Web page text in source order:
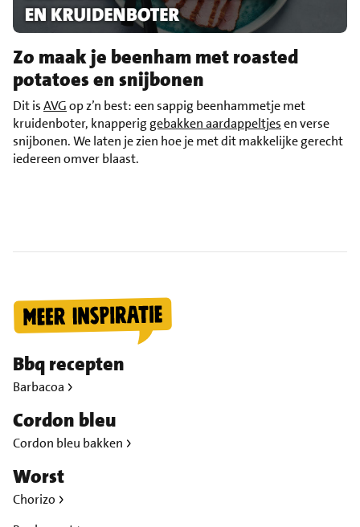
Zo maak je beenham met roasted
potatoes en snijbonen
Dit isAVGop z’n best: een sappig beenhammetje met
kruidenboter, knapperig gebakken aardappeltjesen verse
snijbonen. We laten je zien hoe je met dit makkelijke gerecht
iedereen omver blaast.
Bbq recepten
Barbacoa
Cordon bleu
Cordon bleu bakken
Worst
Chorizo